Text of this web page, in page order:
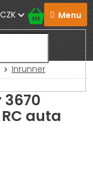
CZK
Inrunner
auta